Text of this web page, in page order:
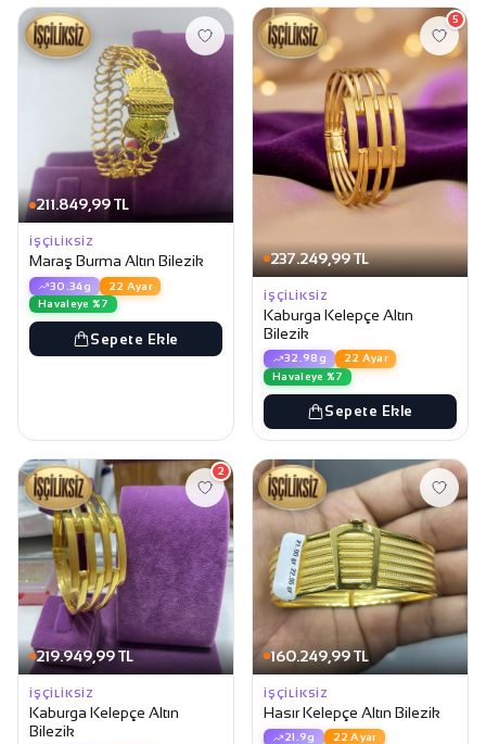
211.849,99 TL
İŞÇILIKSIZ
Maraş Burma Altın Bilezik
30.34g
22 Ayar
Havaleye %7
Sepete Ekle
237.249,99 TL
5
İŞÇILIKSIZ
Kaburga Kelepçe Altın
Bilezik
32.98g
22 Ayar
Havaleye %7
Sepete Ekle
219.949,99 TL
2
İŞÇILIKSIZ
Kaburga Kelepçe Altın
Bilezik
160.249,99 TL
İŞÇILIKSIZ
Hasır Kelepçe Altın Bilezik
21.9g
22 Ayar